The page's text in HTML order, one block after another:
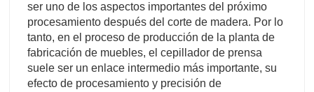
ser uno de los aspectos importantes del próximo
procesamiento después del corte de madera. Por lo
tanto, en el proceso de producción de la planta de
fabricación de muebles, el cepillador de prensa
suele ser un enlace intermedio más importante, su
efecto de procesamiento y precisión de